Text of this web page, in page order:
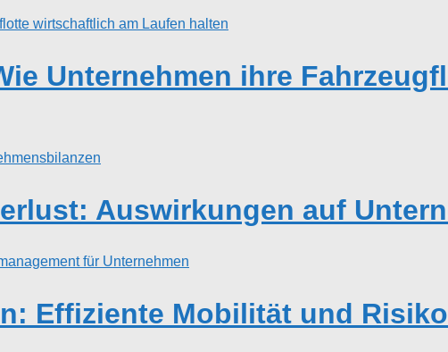
Unternehmen ihre
Auswirkungen auf
Effiziente Mobilität und